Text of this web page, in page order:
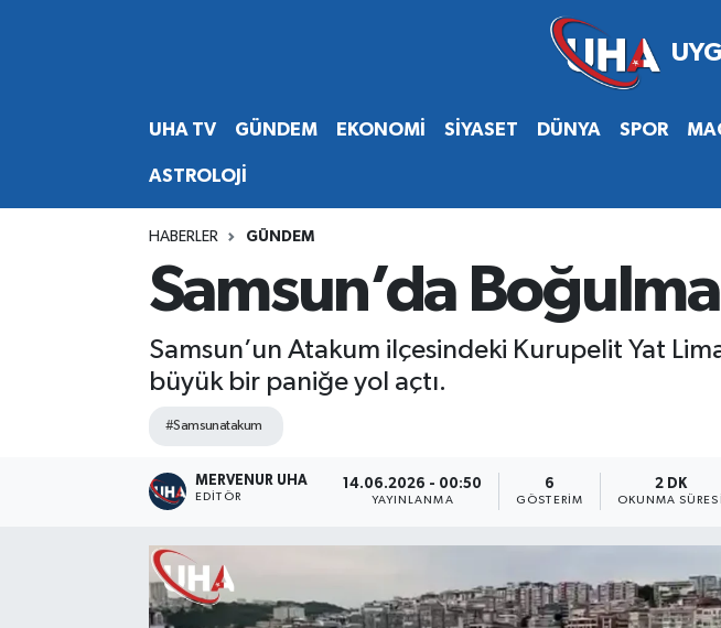
UHA TV GÜNDEM EKONOMİ SİYASET DÜNYA SPOR
ASTROLOJİ
HABERLER GÜNDEM
Samsun’da Boğulma
Samsun’un Atakum ilçesindeki Kurupelit Yat
büyük bir paniğe yol açtı.
#Samsunatakum
MERVENUR UHA
EDITÖR
14.06.2026 - 00:50
YAYINLANMA
6
GÖSTERIM
2 DK
OKUNMA SÜRESI
Hava Durumu
Süper Lig Puan Durumu ve Fikstür
Tüm Manşetler
Son Dakika Haberleri
Haber Arşivi